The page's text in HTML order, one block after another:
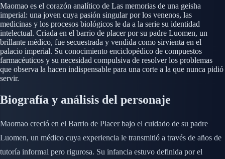
Maomao es el corazón analítico de Las memorias de una geisha
imperial: una joven cuya pasión singular por los venenos, las
medicinas y los procesos biológicos le da a la serie su identidad
intelectual. Criada en el barrio de placer por su padre Luomen, un
brillante médico, fue secuestrada y vendida como sirvienta en el
palacio imperial. Su conocimiento enciclopédico de compuestos
farmacéuticos y su necesidad compulsiva de resolver los problemas
que observa la hacen indispensable para una corte a la que nunca pidió
servir.
Biografía y análisis del personaje
Maomao creció en el Barrio de Placer bajo el cuidado de su padre
Luomen, un médico cuya experiencia le transmitió a través de años de
tutoría informal pero rigurosa. Su infancia estuvo definida por el